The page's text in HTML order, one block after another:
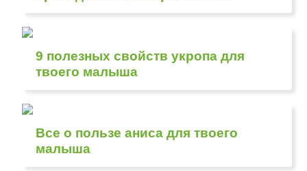
9 полезных свойств укропа для
твоего малыша
Все о пользе аниса для твоего
малыша